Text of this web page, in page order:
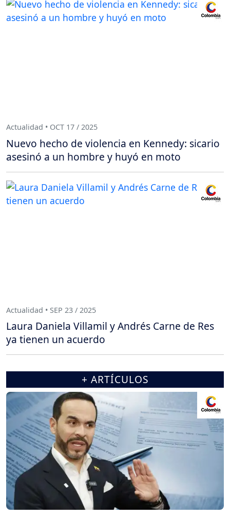
Actualidad • OCT 17 / 2025
Nuevo hecho de violencia en Kennedy: sicario
asesinó a un hombre y huyó en moto
Actualidad • SEP 23 / 2025
Laura Daniela Villamil y Andrés Carne de Res
ya tienen un acuerdo
+ ARTÍCULOS